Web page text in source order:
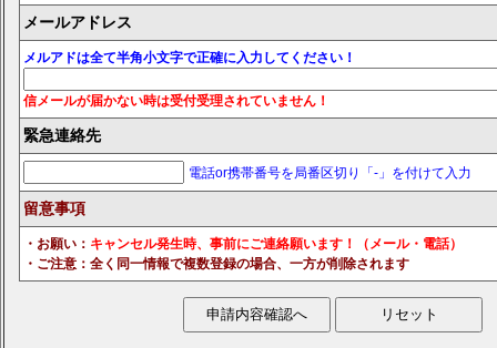
メールアドレス
メルアドは全て半角小文字で正確に入力してください！
信メールが届かない時は受付受理されていません！
緊急連絡先
電話or携帯番号を局番区切り「-」を付けて入力
留意事項
・お願い： キャンセル発生時、事前にご連絡願います！（メール・電話）
・ご注意：全く同一情報で複数登録の場合、一方が削除されます